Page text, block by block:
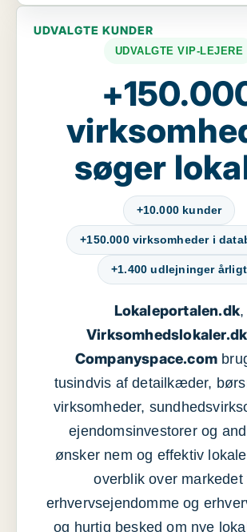
UDVALGTE KUNDER
UDVALGTE VIP-LEJERE
søger
+10.000 kunder
+150.000 virksomheder i
+1.400 udlejninger årligt
Lokaleportalen.dk,
Virksomhedslokaler.dk
Companyspace.com
tusindvis af detailkæder,
virksomheder,
ejendomsinvestorer og
ønsker nem og effektiv
overblik over markedet
erhvervsejendomme og
og hurtig besked om nye